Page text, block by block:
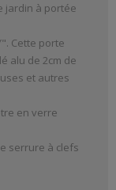
jardin à portée
Cette porte
alu de 2cm de
et autres
en verre
serrure à clefs